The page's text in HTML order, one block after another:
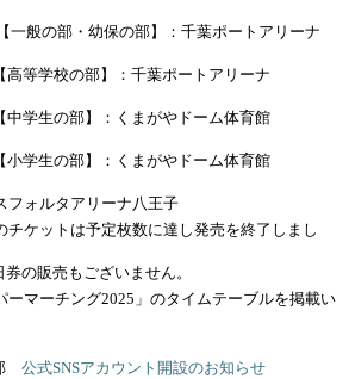
一般の部・幼保の部】：千葉ポートアリーナ
等学校の部】：千葉ポートアリーナ
学生の部】：くまがやドーム体育館
学生の部】：くまがやドーム体育館
フォルタアリーナ八王子
チケットは予定枚数に達し発売を終了しまし
の販売もございません。
マーチング2025」のタイムテーブルを掲載い
公式SNSアカウント開設のお知らせ